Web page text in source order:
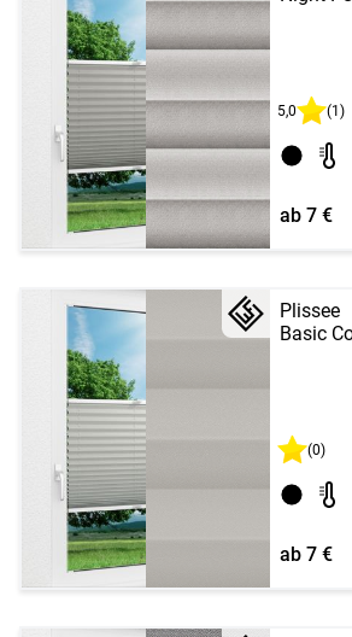
5,0 (1)
ab 7 €
Plissee
Basic
(0)
ab 7 €